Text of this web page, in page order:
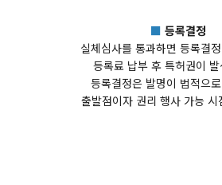
■ 등록결정
실체심사를 통과하면 등록결
등록료 납부 후 특허권이
등록결정은 발명이 법적으
출발점이자 권리 행사 가능 시